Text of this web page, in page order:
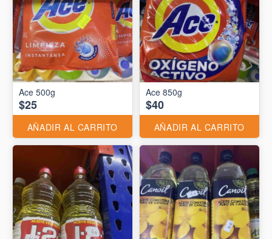
Ace 500g
$25
AÑADIR AL CARRITO
Ace 850g
$40
AÑADIR AL CARRITO